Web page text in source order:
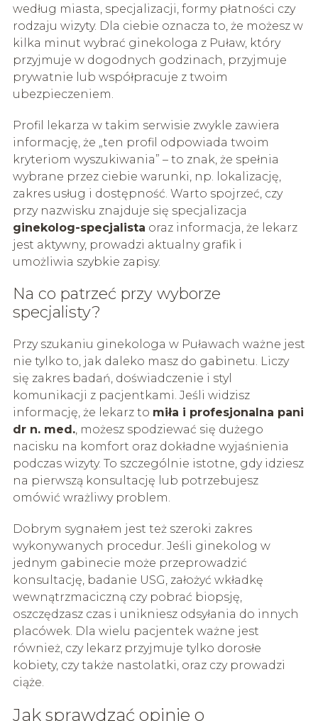
według miasta, specjalizacji, formy płatności czy
rodzaju wizyty. Dla ciebie oznacza to, że możesz w
kilka minut wybrać ginekologa z Puław, który
przyjmuje w dogodnych godzinach, przyjmuje
prywatnie lub współpracuje z twoim
ubezpieczeniem.
Profil lekarza w takim serwisie zwykle zawiera
informację, że „ten profil odpowiada twoim
kryteriom wyszukiwania” – to znak, że spełnia
wybrane przez ciebie warunki, np. lokalizację,
zakres usług i dostępność. Warto spojrzeć, czy
przy nazwisku znajduje się specjalizacja
ginekolog-specjalista oraz informacja, że lekarz
jest aktywny, prowadzi aktualny grafik i
umożliwia szybkie zapisy.
Na co patrzeć przy wyborze
specjalisty?
Przy szukaniu ginekologa w Puławach ważne jest
nie tylko to, jak daleko masz do gabinetu. Liczy
się zakres badań, doświadczenie i styl
komunikacji z pacjentkami. Jeśli widzisz
informację, że lekarz to miła i profesjonalna pani
dr n. med., możesz spodziewać się dużego
nacisku na komfort oraz dokładne wyjaśnienia
podczas wizyty. To szczególnie istotne, gdy idziesz
na pierwszą konsultację lub potrzebujesz
omówić wrażliwy problem.
Dobrym sygnałem jest też szeroki zakres
wykonywanych procedur. Jeśli ginekolog w
jednym gabinecie może przeprowadzić
konsultację, badanie USG, założyć wkładkę
wewnątrzmaciczną czy pobrać biopsję,
oszczędzasz czas i unikniesz odsyłania do innych
placówek. Dla wielu pacjentek ważne jest
również, czy lekarz przyjmuje tylko dorosłe
kobiety, czy także nastolatki, oraz czy prowadzi
ciąże.
Jak sprawdzać opinie o